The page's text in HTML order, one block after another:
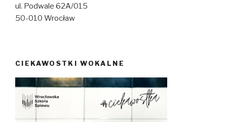
ul. Podwale 62A/015
50-010 Wrocław
CIEKAWOSTKI WOKALNE